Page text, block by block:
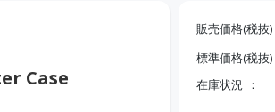
Case
販売価格(税抜)
標準価格(税抜)
在庫状況